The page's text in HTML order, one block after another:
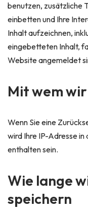
benutzen, zusätzliche
einbetten und Ihre
Inhalt aufzeichnen,
eingebetteten Inhalt,
Website angemeldet
Mit wem
Wenn Sie eine
wird Ihre IP-Adresse
enthalten sein.
Wie lange
speichern